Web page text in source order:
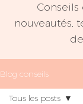
Conseils
nouveautés,
Blog conseils
Tous les posts